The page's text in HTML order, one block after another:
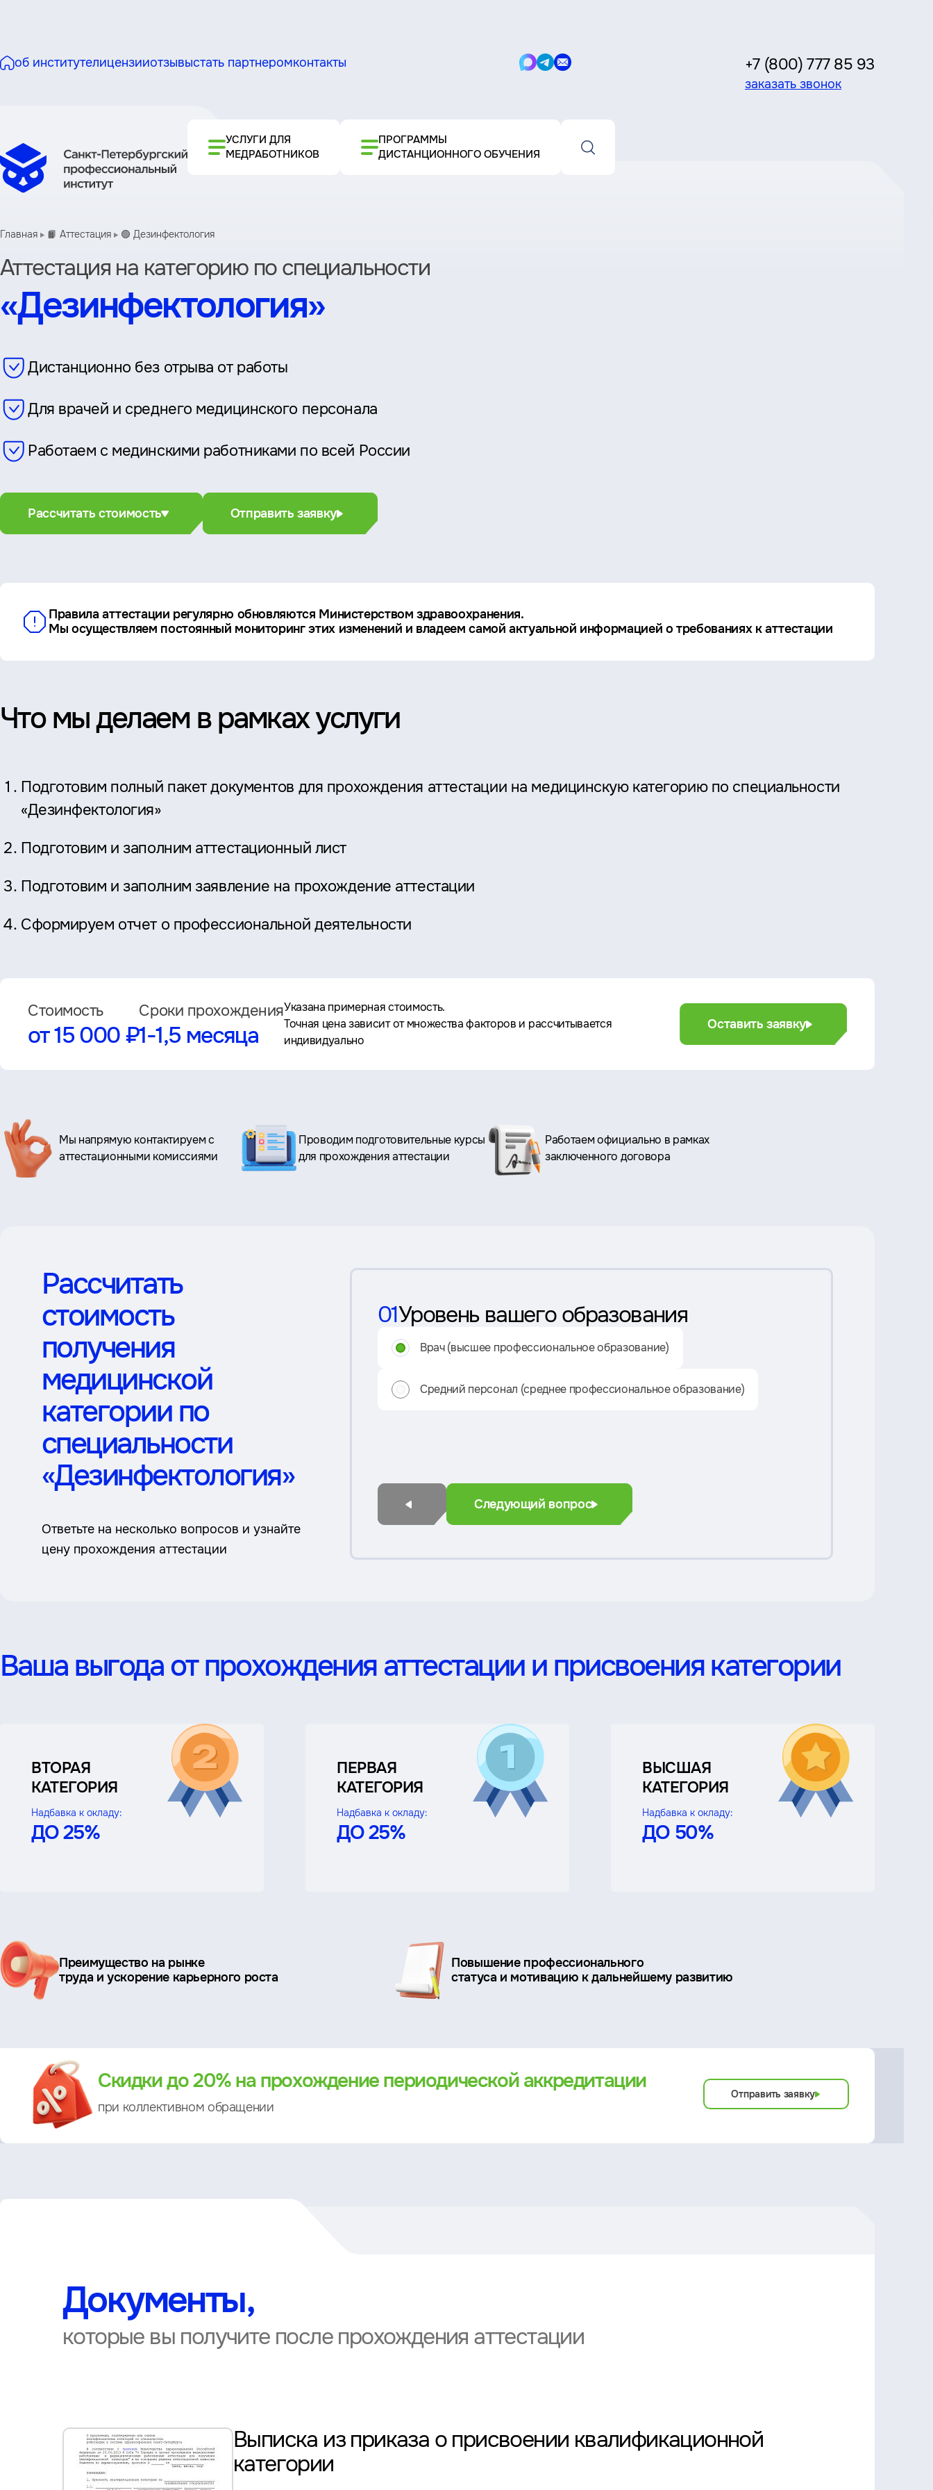
об институтелицензииотзывыстать партнеромконтакты
Написать
Написать
Написать
+7 (800) 777 85 93
заказать звонок
УСЛУГИ ДЛЯ
МЕДРАБОТНИКОВ
ПРОГРАММЫ
ДИСТАНЦИОННОГО ОБУЧЕНИЯ
Главная 📙 Аттестация 🟢 Дезинфектология
Аттестация на категорию по специальности
«Дезинфектология»
Дистанционно без отрыва от работы
Для врачей и среднего медицинского персонала
Работаем с мединскими работниками по всей России
Рассчитать стоимость Отправить заявку
Правила аттестации регулярно обновляются Министерством здравоохранения.
Мы осуществляем постоянный мониторинг этих изменений и владеем самой актуальной информацией о требованиях к аттестации
Что мы делаем в рамках услуги
Подготовим полный пакет документов для прохождения аттестации на медицинскую категорию по специальности
«Дезинфектология»
Подготовим и заполним аттестационный лист
Подготовим и заполним заявление на прохождение аттестации
Сформируем отчет о профессиональной деятельности
Стоимость
от 15 000 ₽
Сроки прохождения
1-1,5 месяца
Указана примерная стоимость.
Точная цена зависит от множества факторов и рассчитывается
индивидуально
Оставить заявку
Ключевые
преимущества
Мы напрямую контактируем с
аттестационными комиссиями
Проводим подготовительные курсы
для прохождения аттестации
Работаем официально в рамках
заключенного договора
Рассчитать
стоимость
получения
медицинской
категории по
специальности
«Дезинфектология»
Ответьте на несколько вопросов и узнайте
цену прохождения аттестации
01Уровень вашего образования
Врач (высшее профессиональное образование)
Средний персонал (среднее профессиональное образование)
Следующий вопрос
Ваша выгода от прохождения аттестации и присвоения категории
ВТОРАЯ
КАТЕГОРИЯ
Надбавка к окладу:
ДО 25%
ПЕРВАЯ
КАТЕГОРИЯ
Надбавка к окладу:
ДО 25%
ВЫСШАЯ
КАТЕГОРИЯ
Надбавка к окладу:
ДО 50%
Ключевые
преимущества
Преимущество на рынке
труда и ускорение карьерного роста
Повышение профессионального
статуса и мотивацию к дальнейшему развитию
ПреимуществоСкидки до 20% на прохождение периодической аккредитации
при коллективном обращении
Отправить заявку
Документы,
которые вы получите после прохождения аттестации
Выписка из приказа о присвоении квалификационной
категории